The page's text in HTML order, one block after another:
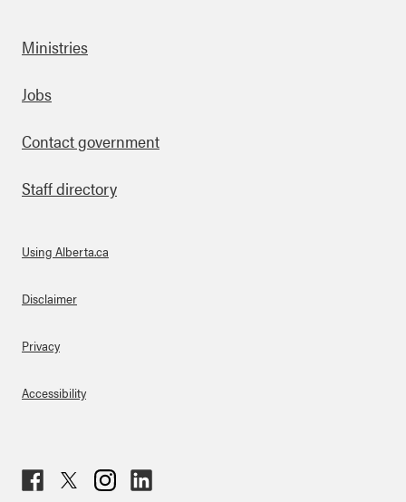
Footer
Ministries
Jobs
Contact government
Staff directory
About Links
Using Alberta.ca
Disclaimer
Privacy
Accessibility